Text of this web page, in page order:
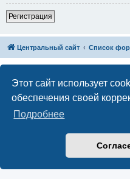
Этот сайт использует
обеспечения своей
Подробнее
Регистрация
Центральный сайт Список
Русская